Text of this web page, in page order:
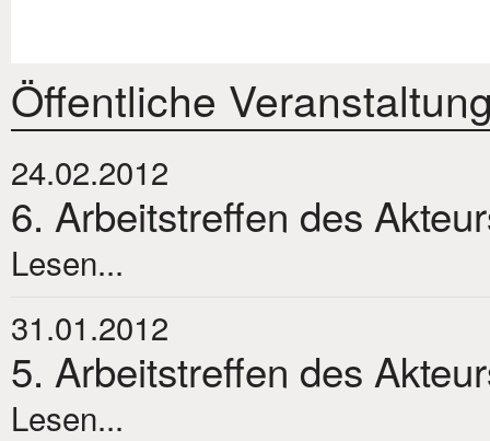
Öffentliche
24.02.2012
6. Arbeitstreffen des
Lesen...
31.01.2012
5. Arbeitstreffen des
Lesen...